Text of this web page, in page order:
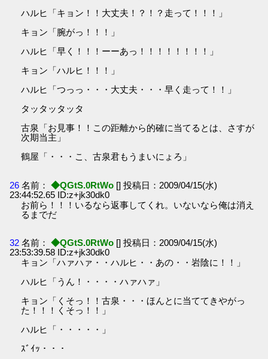
ハルヒ「キョン！！大丈夫！？！？走って！！！」
キョン「腕がっ！！！」
ハルヒ「早く！！！ーーあっ！！！！！！！！」
キョン「ハルヒ！！！」
ハルヒ「つっっ・・・大丈夫・・・早く走って！！」
タッタッタッタ
古泉「お見事！！この距離から的確に当てるとは、さすが
次期当主」
鶴屋「・・・こ、古泉君もうまいにょろ」
26 名前： ◆QGtS.0RtWo [] 投稿日：2009/04/15(水)
23:44:52.65 ID:z+jk30dk0
お前ら！！！いるなら返事してくれ。いないなら俺は消え
るまでだ
32 名前： ◆QGtS.0RtWo [] 投稿日：2009/04/15(水)
23:53:39.58 ID:z+jk30dk0
キョン「ハァハァ・・ハルヒ・・あの・・岩陰に！！」
ハルヒ「うん！・・・・ハァハァ」
キョン「くそっ！！古泉・・・ほんとに当ててきやがっ
た！！！くそっ！！」
ハルヒ「・・・・・」
ｽﾞｲｯ・・・